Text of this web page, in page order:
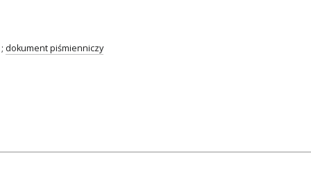
; dokument piśmienniczy